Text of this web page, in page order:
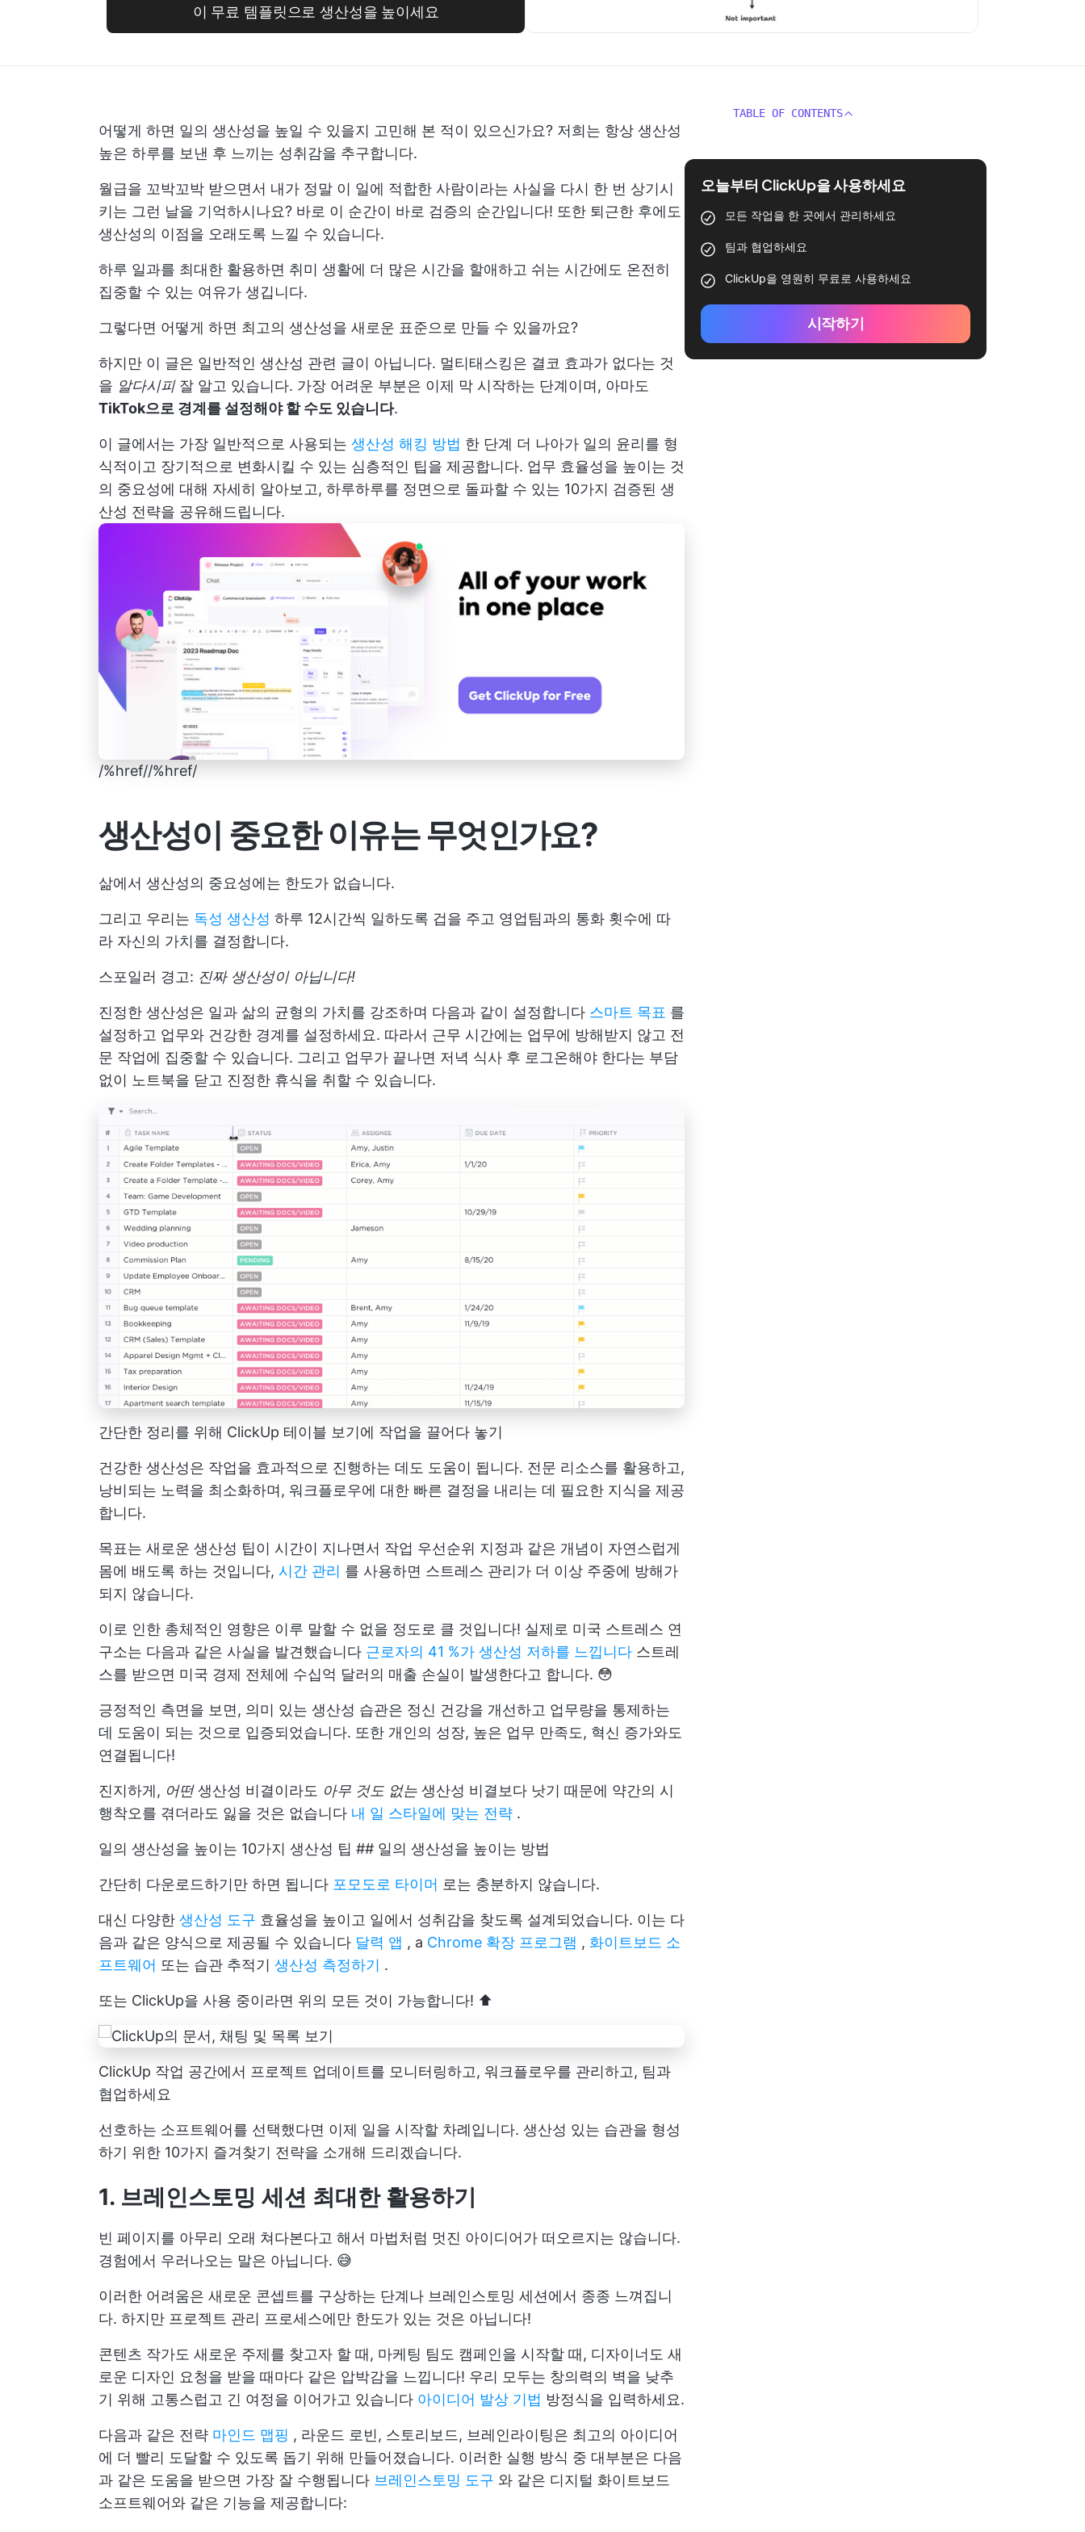
이 무료 템플릿으로 생산성을 높이세요
어떻게 하면 일의 생산성을 높일 수 있을지 고민해 본 적이 있으신가요? 저희는 항상 생산성
높은 하루를 보낸 후 느끼는 성취감을 추구합니다.
월급을 꼬박꼬박 받으면서 내가 정말 이 일에 적합한 사람이라는 사실을 다시 한 번 상기시
키는 그런 날을 기억하시나요? 바로 이 순간이 바로 검증의 순간입니다! 또한 퇴근한 후에도
생산성의 이점을 오래도록 느낄 수 있습니다.
하루 일과를 최대한 활용하면 취미 생활에 더 많은 시간을 할애하고 쉬는 시간에도 온전히
집중할 수 있는 여유가 생깁니다.
그렇다면 어떻게 하면 최고의 생산성을 새로운 표준으로 만들 수 있을까요?
하지만 이 글은 일반적인 생산성 관련 글이 아닙니다. 멀티태스킹은 결코 효과가 없다는 것
을 알다시피잘 알고 있습니다. 가장 어려운 부분은 이제 막 시작하는 단계이며, 아마도
TikTok으로 경계를 설정해야 할 수도 있습니다.
이 글에서는 가장 일반적으로 사용되는 생산성 해킹 방법 한 단계 더 나아가 일의 윤리를 형
식적이고 장기적으로 변화시킬 수 있는 심층적인 팁을 제공합니다. 업무 효율성을 높이는 것
의 중요성에 대해 자세히 알아보고, 하루하루를 정면으로 돌파할 수 있는 10가지 검증된 생
산성 전략을 공유해드립니다.
/%href//%href/
생산성이 중요한 이유는 무엇인가요?
삶에서 생산성의 중요성에는 한도가 없습니다.
그리고 우리는 독성 생산성 하루 12시간씩 일하도록 겁을 주고 영업팀과의 통화 횟수에 따
라 자신의 가치를 결정합니다.
스포일러 경고: 진짜 생산성이 아닙니다!
진정한 생산성은 일과 삶의 균형의 가치를 강조하며 다음과 같이 설정합니다 스마트 목표 를
설정하고 업무와 건강한 경계를 설정하세요. 따라서 근무 시간에는 업무에 방해받지 않고 전
문 작업에 집중할 수 있습니다. 그리고 업무가 끝나면 저녁 식사 후 로그온해야 한다는 부담
없이 노트북을 닫고 진정한 휴식을 취할 수 있습니다.
간단한 정리를 위해 ClickUp 테이블 보기에 작업을 끌어다 놓기
건강한 생산성은 작업을 효과적으로 진행하는 데도 도움이 됩니다. 전문 리소스를 활용하고,
낭비되는 노력을 최소화하며, 워크플로우에 대한 빠른 결정을 내리는 데 필요한 지식을 제공
합니다.
목표는 새로운 생산성 팁이 시간이 지나면서 작업 우선순위 지정과 같은 개념이 자연스럽게
몸에 배도록 하는 것입니다, 시간 관리 를 사용하면 스트레스 관리가 더 이상 주중에 방해가
되지 않습니다.
이로 인한 총체적인 영향은 이루 말할 수 없을 정도로 클 것입니다! 실제로 미국 스트레스 연
구소는 다음과 같은 사실을 발견했습니다 근로자의 41 %가 생산성 저하를 느낍니다 스트레
스를 받으면 미국 경제 전체에 수십억 달러의 매출 손실이 발생한다고 합니다. 😳
긍정적인 측면을 보면, 의미 있는 생산성 습관은 정신 건강을 개선하고 업무량을 통제하는
데 도움이 되는 것으로 입증되었습니다. 또한 개인의 성장, 높은 업무 만족도, 혁신 증가와도
연결됩니다!
진지하게, 어떤생산성 비결이라도 아무 것도 없는 생산성 비결보다 낫기 때문에 약간의 시
행착오를 겪더라도 잃을 것은 없습니다 내 일 스타일에 맞는 전략 .
일의 생산성을 높이는 10가지 생산성 팁 ## 일의 생산성을 높이는 방법
간단히 다운로드하기만 하면 됩니다 포모도로 타이머 로는 충분하지 않습니다.
대신 다양한 생산성 도구 효율성을 높이고 일에서 성취감을 찾도록 설계되었습니다. 이는 다
음과 같은 양식으로 제공될 수 있습니다 달력 앱 , a Chrome 확장 프로그램 , 화이트보드 소
프트웨어 또는 습관 추적기 생산성 측정하기 .
또는 ClickUp을 사용 중이라면 위의 모든 것이 가능합니다! ⬆️
ClickUp 작업 공간에서 프로젝트 업데이트를 모니터링하고, 워크플로우를 관리하고, 팀과
협업하세요
선호하는 소프트웨어를 선택했다면 이제 일을 시작할 차례입니다. 생산성 있는 습관을 형성
하기 위한 10가지 즐겨찾기 전략을 소개해 드리겠습니다.
1. 브레인스토밍 세션 최대한 활용하기
빈 페이지를 아무리 오래 쳐다본다고 해서 마법처럼 멋진 아이디어가 떠오르지는 않습니다.
경험에서 우러나오는 말은 아닙니다. 😅
이러한 어려움은 새로운 콘셉트를 구상하는 단계나 브레인스토밍 세션에서 종종 느껴집니
다. 하지만 프로젝트 관리 프로세스에만 한도가 있는 것은 아닙니다!
콘텐츠 작가도 새로운 주제를 찾고자 할 때, 마케팅 팀도 캠페인을 시작할 때, 디자이너도 새
로운 디자인 요청을 받을 때마다 같은 압박감을 느낍니다! 우리 모두는 창의력의 벽을 낮추
기 위해 고통스럽고 긴 여정을 이어가고 있습니다 아이디어 발상 기법 방정식을 입력하세요.
다음과 같은 전략 마인드 맵핑 , 라운드 로빈, 스토리보드, 브레인라이팅은 최고의 아이디어
에 더 빨리 도달할 수 있도록 돕기 위해 만들어졌습니다. 이러한 실행 방식 중 대부분은 다음
과 같은 도움을 받으면 가장 잘 수행됩니다 브레인스토밍 도구 와 같은 디지털 화이트보드
소프트웨어와 같은 기능을 제공합니다:
TABLE OF CONTENTS
오늘부터 ClickUp을 사용하세요
모든 작업을 한 곳에서 관리하세요
팀과 협업하세요
ClickUp을 영원히 무료로 사용하세요
시작하기